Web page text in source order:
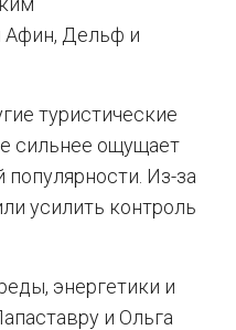
Афин, Дельф и
туристические
сильнее ощущает
Из-за
усилить контроль
энергетики и
и Ольга